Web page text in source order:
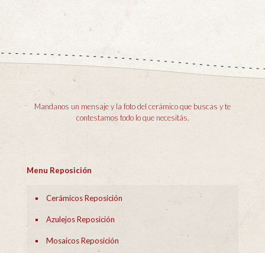
Mandanos un mensaje y la foto del cerámico que buscas y te
contestamos todo lo que necesitás.
Menu Reposición
Cerámicos Reposición
Azulejos Reposición
Mosaicos Reposición